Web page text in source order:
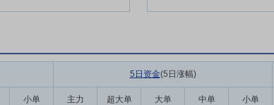
5日资金(5日涨幅)
小单 主力 超大单 大单 中单 小单